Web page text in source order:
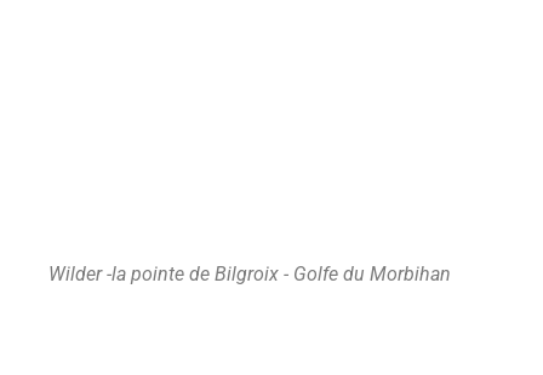
Wilder -la pointe de Bilgroix - Golfe du Morbihan